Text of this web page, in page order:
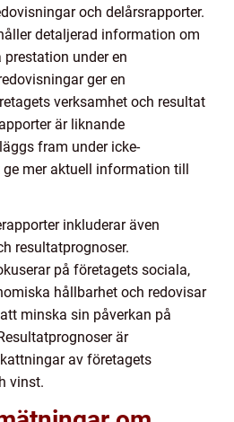
och delårsrapporter.
detaljerad information om
under en
ger en
verksamhet och resultat
är liknande
fram under icke-
mer aktuell information till
inkluderar även
resultatprognoser.
på företagets sociala,
hållbarhet och redovisar
minska sin påverkan på
är
av företagets
vinst.